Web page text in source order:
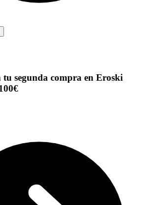
tu segunda compra en Eroski